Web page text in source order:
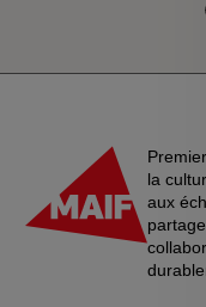
Je souhaite
la
aux